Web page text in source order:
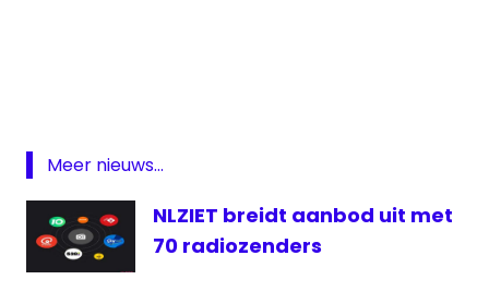
nieuws
Provincie
Q-
music
Meer nieuws...
NLZIET breidt aanbod uit met
70 radiozenders